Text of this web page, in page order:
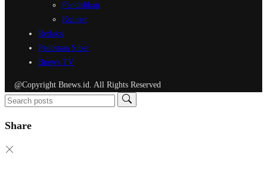
Pendidikan
Kuliner
Redaksi
Pedoman Siber
Bnews TV
@Copyright Bnews.id. All Rights Reserved
Share